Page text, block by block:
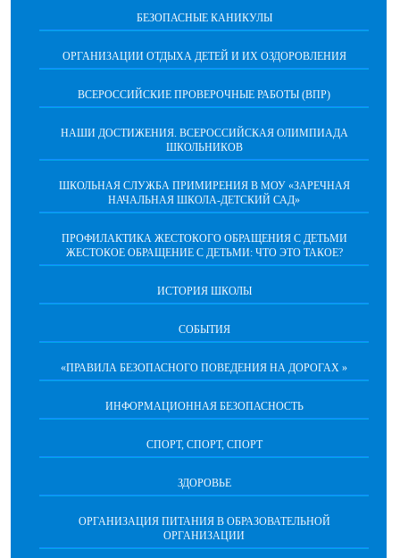
БЕЗОПАСНЫЕ КАНИКУЛЫ
ОРГАНИЗАЦИИ ОТДЫХА ДЕТЕЙ И ИХ ОЗДОРОВЛЕНИЯ
ВСЕРОССИЙСКИЕ ПРОВЕРОЧНЫЕ РАБОТЫ (ВПР)
НАШИ ДОСТИЖЕНИЯ. ВСЕРОССИЙСКАЯ ОЛИМПИАДА
ШКОЛЬНИКОВ
ШКОЛЬНАЯ СЛУЖБА ПРИМИРЕНИЯ В МОУ «ЗАРЕЧНАЯ
НАЧАЛЬНАЯ ШКОЛА-ДЕТСКИЙ САД»
ПРОФИЛАКТИКА ЖЕСТОКОГО ОБРАЩЕНИЯ С ДЕТЬМИ
ЖЕСТОКОЕ ОБРАЩЕНИЕ С ДЕТЬМИ: ЧТО ЭТО ТАКОЕ?
ИСТОРИЯ ШКОЛЫ
СОБЫТИЯ
«ПРАВИЛА БЕЗОПАСНОГО ПОВЕДЕНИЯ НА ДОРОГАХ »
ИНФОРМАЦИОННАЯ БЕЗОПАСНОСТЬ
СПОРТ, СПОРТ, СПОРТ
ЗДОРОВЬЕ
ОРГАНИЗАЦИЯ ПИТАНИЯ В ОБРАЗОВАТЕЛЬНОЙ
ОРГАНИЗАЦИИ